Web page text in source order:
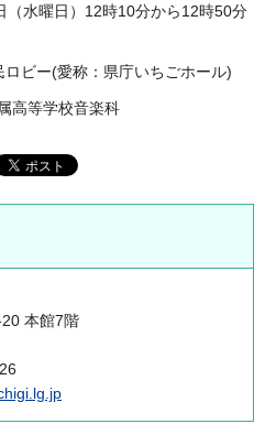
（水曜日）12時10分から12時50分
ビー(愛称：県庁いちごホール)
高等学校音楽科
本館7階